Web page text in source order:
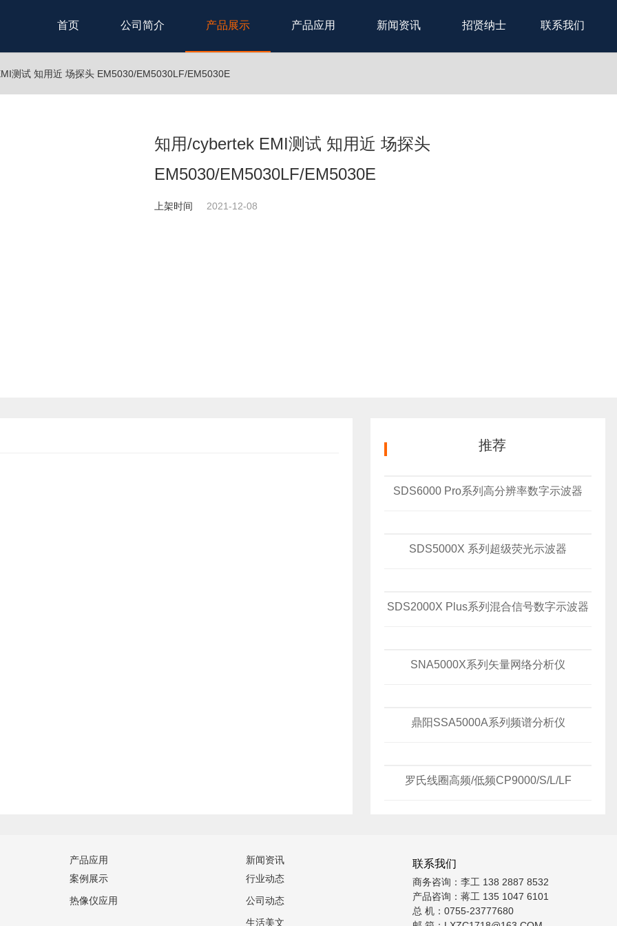
首页 公司简介 产品展示 产品应用 新闻资讯 招贤纳士 联系我们
测试 知用近 场探头 EM5030/EM5030LF/EM5030E
知用/cybertek EMI测试 知用近 场探头
EM5030/EM5030LF/EM5030E
上架时间 2021-12-08
推荐
SDS6000 Pro系列高分辨率数字示波器
SDS5000X 系列超级荧光示波器
SDS2000X Plus系列混合信号数字示波器
SNA5000X系列矢量网络分析仪
鼎阳SSA5000A系列频谱分析仪
罗氏线圈高频/低频CP9000/S/L/LF
产品应用
案例展示
热像仪应用
新闻资讯
行业动态
公司动态
生活美文
联系我们
商务咨询：李工 138 2887 8532
产品咨询：蒋工 135 1047 6101
总 机：0755-23777680